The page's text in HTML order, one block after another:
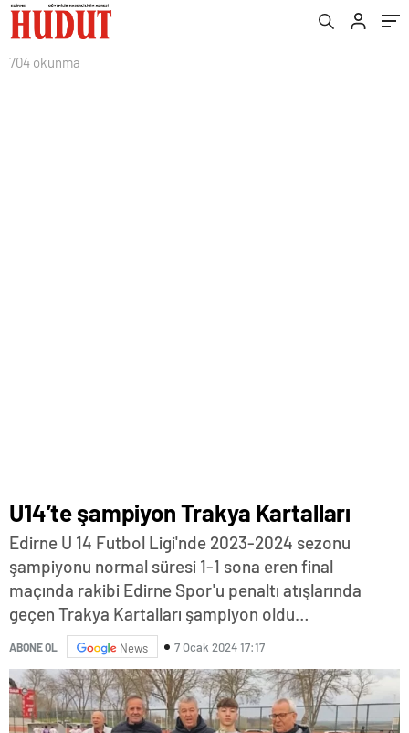
704 okunma
U14’te şampiyon Trakya Kartalları
Edirne U 14 Futbol Ligi'nde 2023-2024 sezonu
şampiyonu normal süresi 1-1 sona eren final
maçında rakibi Edirne Spor'u penaltı atışlarında
geçen Trakya Kartalları şampiyon oldu…
ABONE OL News 7 Ocak 2024 17:17